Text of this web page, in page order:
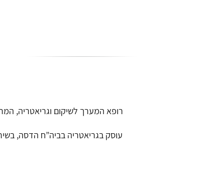
רופא המערך לשיקום וגריאטריה,
עוסק בגריאטריה בביה”ח הדסה,